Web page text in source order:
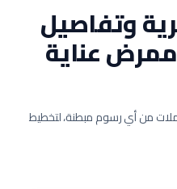
وتفاصيل
ممرض عناية
من أي رسوم مبطنة، لتخطيط